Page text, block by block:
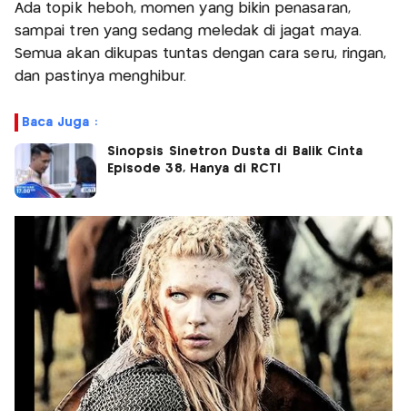
Ada topik heboh, momen yang bikin penasaran,
sampai tren yang sedang meledak di jagat maya.
Semua akan dikupas tuntas dengan cara seru, ringan,
dan pastinya menghibur.
Baca Juga :
Sinopsis Sinetron Dusta di Balik Cinta
Episode 38, Hanya di RCTI